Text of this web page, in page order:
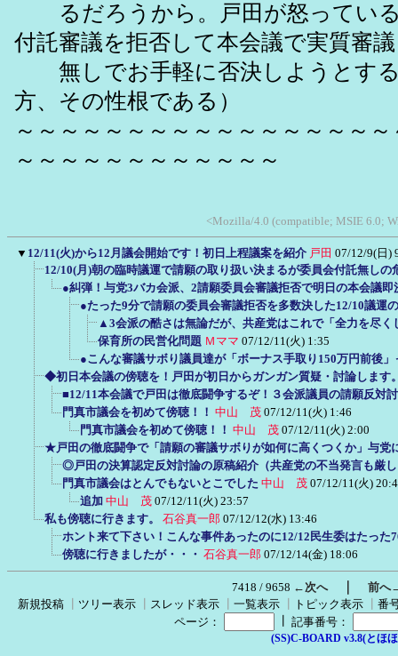
るだろうから。戸田が怒ってい
付託審議を拒否して本会議で実質審議
無しでお手軽に否決しようとす
方、その性根である）
～～～～～～～～～～～～～～～～
～～～～～～～～～～～～
<Mozilla/4.0 (compatible; MSIE 6.0;
▼ 12/11(火)から12月議会開始です！初日上程議案を紹介 戸田 07/12/9(日)
12/10(月)朝の臨時議運で請願の取り扱い決まるが委員会付託無しの
●糾弾！与党3バカ会派、2請願委員会審議拒否で明日の本会議
●たった9分で請願の委員会審議拒否を多数決した12/10議運
▲3会派の酷さは無論だが、共産党はこれで「全力を尽く
保育所の民営化問題 Ｍママ 07/12/11(火) 1:35
●こんな審議サボり議員達が「ボーナス手取り150万円前後
◆初日本会議の傍聴を！戸田が初日からガンガン質疑・討論します
■12/11本会議で戸田は徹底闘争するぞ！３会派議員の請願反対
門真市議会を初めて傍聴！！ 中山 茂 07/12/11(火) 1:46
門真市議会を初めて傍聴！！ 中山 茂 07/12/11(火) 2:00
★戸田の徹底闘争で「請願の審議サボりが如何に高くつくか」与党
◎戸田の決算認定反対討論の原稿紹介（共産党の不当発言も厳
門真市議会はとんでもないとこでした 中山 茂 07/12/11(火)
追加 中山 茂 07/12/11(火) 23:57
私も傍聴に行きます。
石谷真一郎 07/12/12(水) 13:46
ホント来て下さい！こんな事件あったのに12/12民生委はたった
傍聴に行きましたが・・・ 石谷真一郎 07/12/14(金) 18:06
7418 / 9658 ←次へ｜ 前へ
新規投稿
ツリー表示 スレッド表示 一覧表示 トピック表示
番
ページ：
記事番号：
(SS)C-BOARD v3.8(とほ